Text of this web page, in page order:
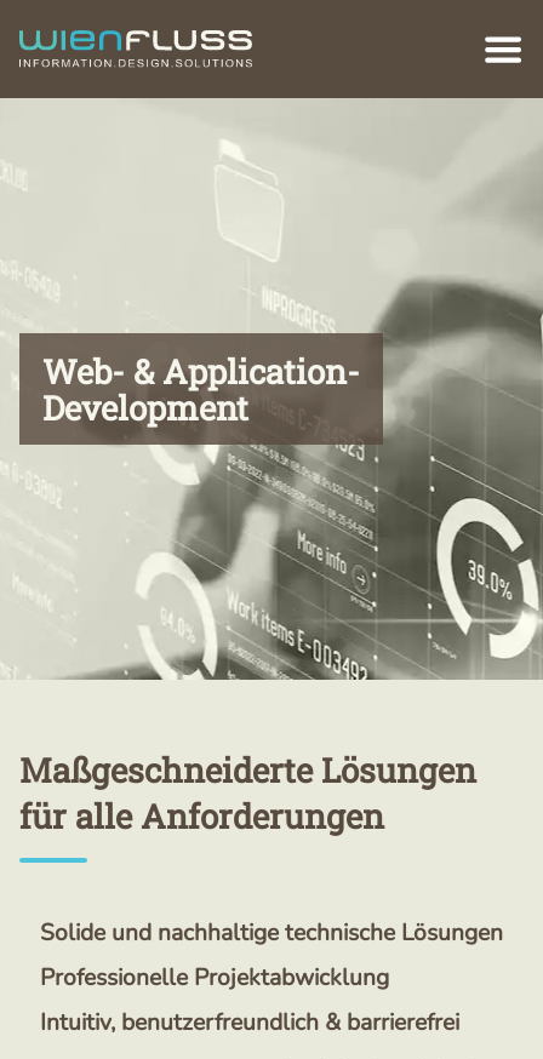
WIENFLUSS
Web- & Application-
Development
Maßgeschneiderte Lösungen
für alle Anforderungen
Solide und nachhaltige technische Lösungen
Professionelle Projektabwicklung
Intuitiv, benutzerfreundlich & barrierefrei